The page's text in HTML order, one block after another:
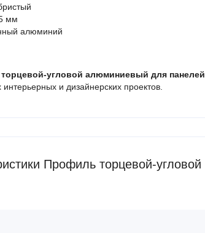
мм
алюминий
угловой алюминиевый для
и дизайнерских проектов.
Профиль торцевой-